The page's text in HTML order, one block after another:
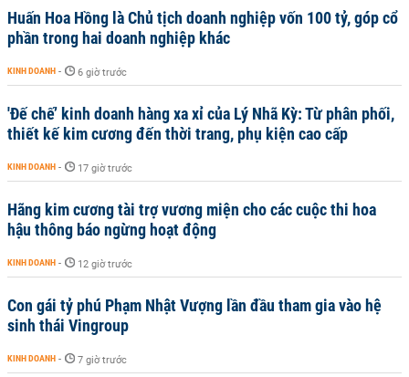
Huấn Hoa Hồng là Chủ tịch doanh nghiệp vốn 100 tỷ, góp cổ
phần trong hai doanh nghiệp khác
KINH DOANH - 6 giờ trước
'Đế chế’ kinh doanh hàng xa xỉ của Lý Nhã Kỳ: Từ phân phối,
thiết kế kim cương đến thời trang, phụ kiện cao cấp
KINH DOANH - 17 giờ trước
Hãng kim cương tài trợ vương miện cho các cuộc thi hoa
hậu thông báo ngừng hoạt động
KINH DOANH - 12 giờ trước
Con gái tỷ phú Phạm Nhật Vượng lần đầu tham gia vào hệ
sinh thái Vingroup
KINH DOANH - 7 giờ trước